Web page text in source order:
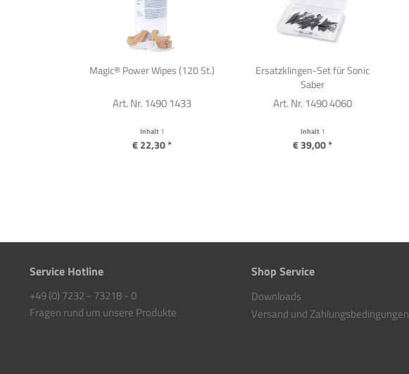
Magic® Power Wipes (120 St.)
Art. Nr. 1490 1433
Inhalt 1
€ 22,30 *
Ersatzklingen-Set für Sonic
Saber
Art. Nr. 1490 4060
Inhalt 1
€ 39,00 *
Service Hotline
+49 (0) 7232 - 73218 - 0
Fragen rund um unsere Produkte
Shop Service
Downloads
Versand und Zahlungsbedingungen